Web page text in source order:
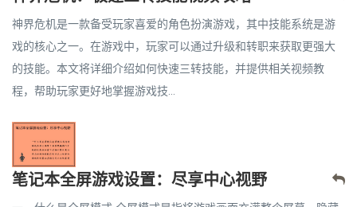
神界危机是一款备受玩家喜爱的角色扮演游戏，其中技能系统是游
戏的核心之一。在游戏中，玩家可以通过升级和转职来获取更强大
的技能。本文将详细介绍如何快速三转技能，并提供相关视频教
程，帮助玩家更好地掌握游戏技...
笔记本全屏游戏设置：尽享中心视野